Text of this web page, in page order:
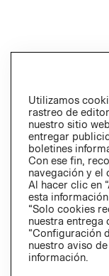
Perú (S/)
CAMBIAR REGIÓN
Utilizamos
rastreo de
nuestro sitio
entregar
boletines
Con ese fin,
navegación y el
Al hacer clic en
esta
“Solo cookies
nuestra entrega
“Configuración
nuestro aviso
información.